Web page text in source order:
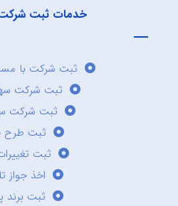
خدمات ثبت
ثبت شرکت با
ثبت شرکت
ثبت شرکت
ثبت طرح
ثبت
اخذ جواز
ثبت برند